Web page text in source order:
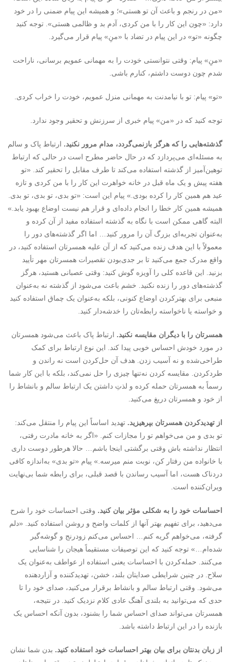
«من در رنجم و باعث آن تو هستی»؛ و همیشه این پیام ضمنی را در خود
دارد: «چون این کار را با من کردی، آدم بد و ظالمی هستی». توجه کنید
چگونه «تو» در این پیام در تضاد با «منِ» پیام قرار می‌گیرد.
«منِ» پیام: وقتی نتوانستی خودت را به مهمانی عمویم برسانی، ناراحت
شدم چون دوست داشتم، کنارم باشی.
«تو» پیام: تو با نیامدنت به مهمانی منزل عمویم، خودت را خراب کردی.
توجه کنید که در «من» پیام خبری از سرزنش و تحقیر وجود ندارد.
گذشتههایی را که هرگز بازنمیگردد، مدام مرور نکنید. ارتباط پاک و سالم
به مسئله‌ای می‌پردازد که در حال حاضر مطرح است در حالی‌ که ارتباط
توهین‌آمیز از گذشته استفاده می‌کند تا طرف مقابل را تحقیر کند. «تو
هفته پیش و یک‌ ماه قبل در خانه ‌خواهرت این کار را با من کردی و تازه
عید هم همین کار را کرده بودی.» پیام این است: «تو بدی، تو بدی، تو بدی.
همیشه همین کار خطا را انجام داده‌ای و قرار هم نیست اوضاع بهبود یابد.»
البته گاهی ممکن است با نگاه به گذشته استفاده مفید از آن کرده و
به‌عنوان تجربه‌ای بزرگ آن را مرور کنید… اما اگر گذشته‌های دور را
معمولاً با این هدف زنده می‌کنید که از آن علیه همسرتان استفاده کنید، در
واقع مدرک جمع می‌کنید تا بر جدی‌بودن تقصیرات همسرتان مهر تأیید
بزنید. این قاعده کلی را آویزه گوش کنید: وقتی عصبانی هستید، هرگز
گذشته‌های دور را زنده نکنید. خشم باعث می‌شود از گذشته نه به‌عنوان
منبعی برای بهترکردن اوضاع کنونی، بلکه به‌عنوان یک چماق استفاده کنید
و خواسته یا ناخواسته رابطه‌تان را خدشه‌دار کنید.
همسرتان را با دیگران مقایسه نکنید. ارتباط پاک باعث می‌شود همسرتان
در مورد خودش احساس خوبی پیدا کند. این نوع ارتباط برای کمک
طراحی‌شده و نه آسیب زدن. هدف آن حل‌کردن است نه راندن و
طردکردن. مقایسه کردن نه‌تنها چیزی را حل نمی‌کند، بلکه با این کار شما
رسماً به همسرتان حمله کرده و لذتِ داشتن یک ارتباط سالم و بانشاط را
از خود و همسرتان دریغ می‌کنید.
از تهدیدکردن همسرتان بپرهیزید. تهدید اساساً این پیام را منتقل می‌کند:
تو بدی و من می‌خواهم تو را مجازات کنم. «اگر به خانه مادرت رفتی،
انتظار نداشته باش وقتی برگشتی اینجا باشم… حالا هرطور دوست داری
با خانواده من رفتار کن، نوبت منم میرسه.» پیام «تو بدی» به‌اندازه کافی
دردناک هست،‌ اما آسیب رساندن با قصد قبلی، برای رابطه شما بی‌نهایت
ویران‌کننده است.
احساسات خود را به شکلی مؤثر بیان کنید. وقتی احساسات خود را شرح
می‌دهید، برای تفهیم بهتر آنها از کلمات واضح و روشن استفاده کنید. «دلم
گرفته، می‌خواهم گریه کنم… احساس می‌کنم زودرنج و گوشه‌گیر
شده‌ام…» توجه کنید که این توصیفات مستقیماً هیجان را شناسایی
می‌کنند. حمله‌کردن با احساسات یعنی استفاده از عواطف به‌عنوان یک
سلاح. در چنین شرایطی صدایتان بلند، خشن، تهدیدکننده و آزاردهنده
می‌شود. وقتی ارتباط سالم و بانشاط برقرار می‌کنید، صدای خود را تا
حدی که می‌توانید به بلندی آهنگ عادی کلام نزدیک کنید. در نتیجه،
همسرتان می‌تواند صدای احساس شما را بشنود، بدون آنکه احساس یک
بازنده را در این ارتباط داشته باشد.
از زبان بدنتان برای بیان بهتر احساسات خود استفاده کنید. بدن شما نشان